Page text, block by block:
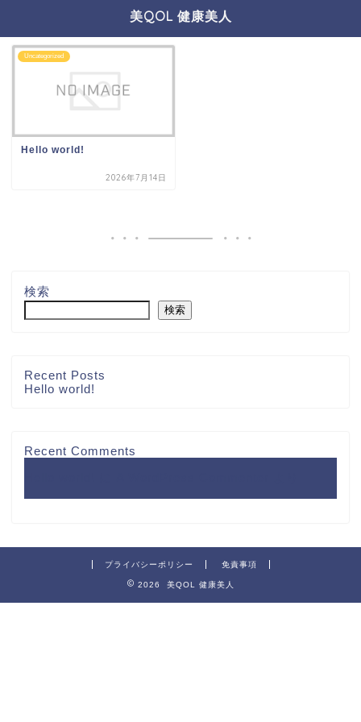
美QOL 健康美人
Uncategorized
Hello world!
2026年7月14日
検索
検索
Recent Posts
Hello world!
Recent Comments
プライバシーポリシー 免責事項
2026 美QOL 健康美人